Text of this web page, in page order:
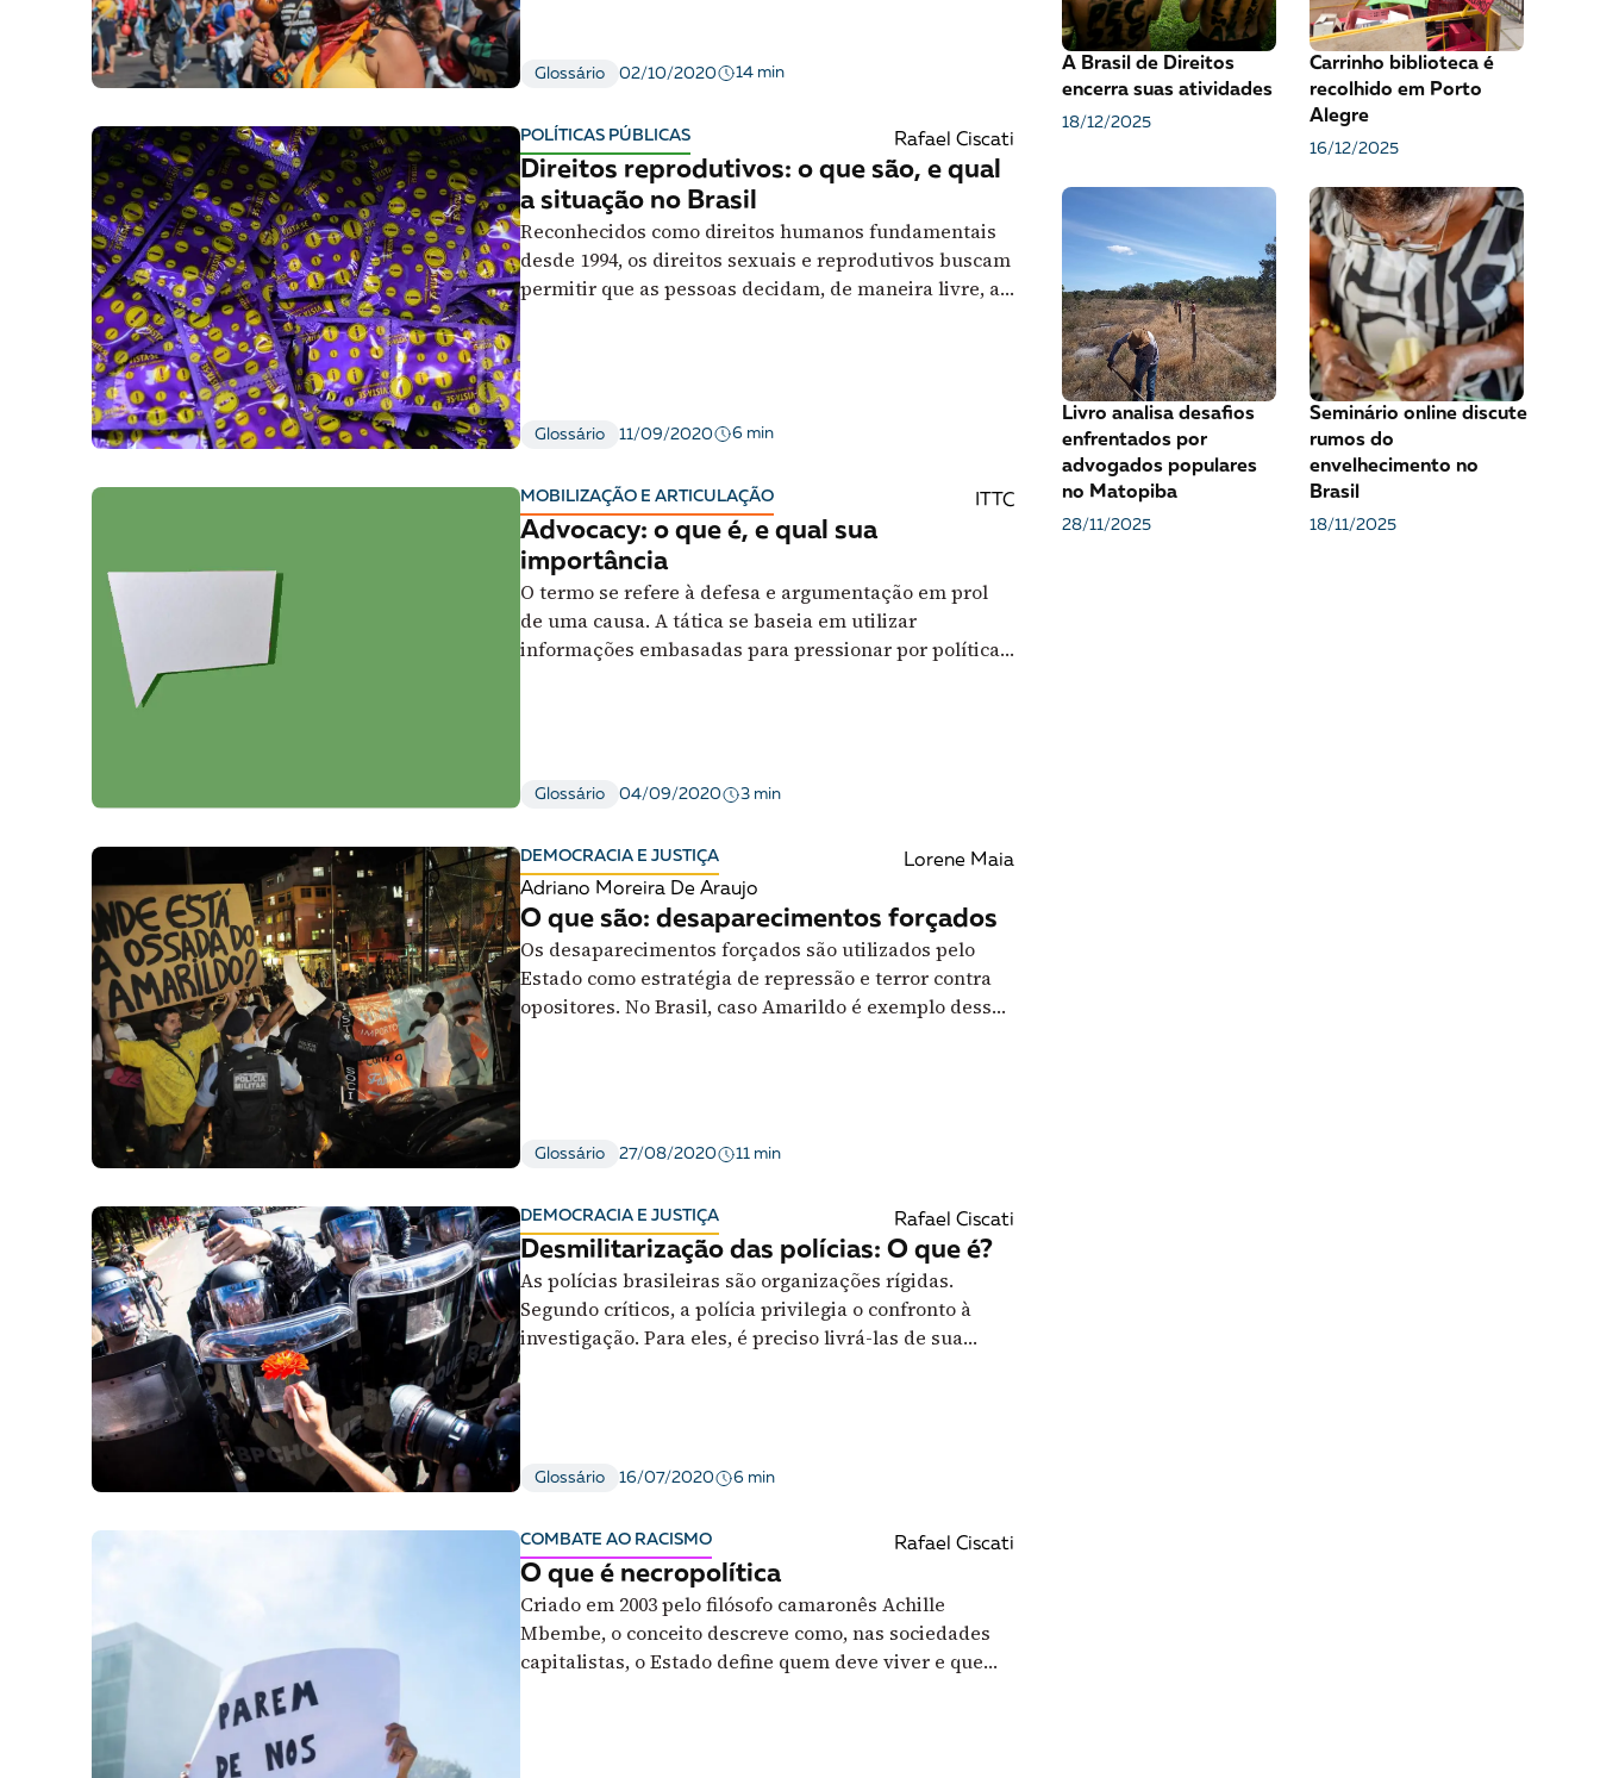
Liberdade de expressão
VEJA COMO APOIAR!
conheça dos artigos da Declaração Universal dos
Direitos Humanos
Glossário 02/10/2020 14 min
POLÍTICAS PÚBLICAS Rafael Ciscati
Direitos reprodutivos: o que são, e qual
a situação no Brasil
Reconhecidos como direitos humanos fundamentais
desde 1994, os direitos sexuais e reprodutivos buscam
permitir que as pessoas decidam, de maneira livre, a
respeito de seus corpos
Glossário 11/09/2020 6 min
MOBILIZAÇÃO E ARTICULAÇÃO ITTC
Advocacy: o que é, e qual sua
importância
O termo se refere à defesa e argumentação em prol
de uma causa. A tática se baseia em utilizar
informações embasadas para pressionar por políticas
Glossário 04/09/2020 3 min
DEMOCRACIA E JUSTIÇA
Lorene Maia
Adriano Moreira De Araujo
O que são: desaparecimentos forçados
Os desaparecimentos forçados são utilizados pelo
Estado como estratégia de repressão e terror contra
opositores. No Brasil, caso Amarildo é exemplo desse
Glossário 27/08/2020 11 min
DEMOCRACIA E JUSTIÇA Rafael Ciscati
Desmilitarização das polícias: O que é?
As polícias brasileiras são organizações rígidas.
Segundo críticos, a polícia privilegia o confronto à
investigação. Para eles, é preciso livrá-las de sua
inspiração militar
Glossário 16/07/2020 6 min
COMBATE AO RACISMO Rafael Ciscati
O que é necropolítica
Criado em 2003 pelo filósofo camaronês Achille
Mbembe, o conceito descreve como, nas sociedades
capitalistas, o Estado define quem deve viver e quem
A Brasil de Direitos
encerra suas atividades
18/12/2025
Carrinho biblioteca é
recolhido em Porto
Alegre
16/12/2025
Livro analisa desafios
enfrentados por
advogados populares
no Matopiba
28/11/2025
Seminário online discute
rumos do
envelhecimento no
Brasil
18/11/2025